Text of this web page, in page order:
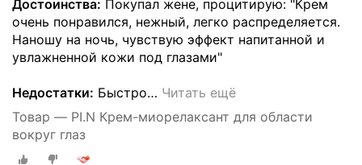
Достоинства: Покупал жене, процитирую: "Крем
очень понравился, нежный, легко распределяется.
Наношу на ночь, чувствую эффект напитанной и
увлажненной кожи под глазами"
Недостатки: Быстро… Читать ещё
Товар — PI.N Крем-миорелаксант для области
вокруг глаз